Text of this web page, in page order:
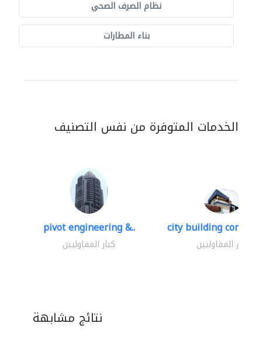
نظام الصرف الصحي
بناء المطارات
الخدمات المتوفرة من نفس التصنيف
pivot engineering &..
كبار المقاوليين
city building
كبار المقاوليين
نتائج مشابهة